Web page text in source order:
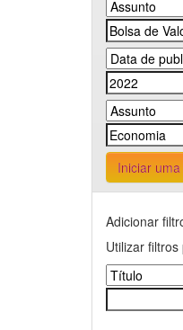
Iniciar
Adicionar
Utilizar